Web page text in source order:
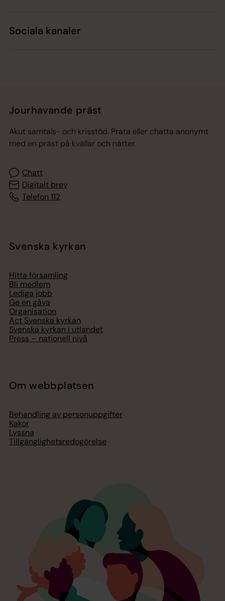
Sociala kanaler
Jourhavande präst
Akut samtals- och krisstöd. Prata eller chatta anonymt
med en präst på kvällar och nätter.
Chatt
Digitalt brev
Telefon 112
Svenska kyrkan
Hitta församling
Bli medlem
Lediga jobb
Ge en gåva
Organisation
Act Svenska kyrkan
Svenska kyrkan i utlandet
Press – nationell nivå
Om webbplatsen
Behandling av personuppgifter
Kakor
Lyssna
Tillgänglighetsredogörelse